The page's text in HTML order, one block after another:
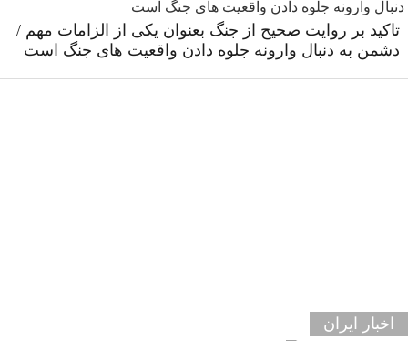
تاکید بر روایت صحیح از جنگ بعنوان یکی از الزامات مهم /
دشمن به دنبال وارونه جلوه دادن واقعیت های جنگ است
اخبار ایران